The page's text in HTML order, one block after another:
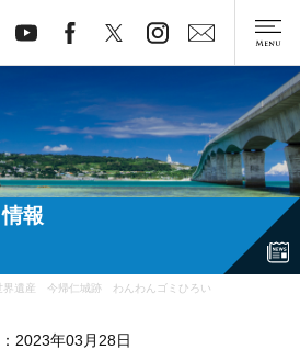
報
界遺産 今帰仁城跡 わんわんゴミひろい
2023年03月28日